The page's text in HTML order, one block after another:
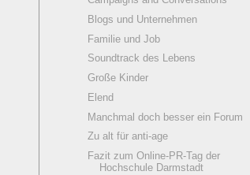
Blogs und Unternehmen
Familie und Job
Soundtrack des Lebens
Große Kinder
Elend
Manchmal doch besser ein Forum
Zu alt für anti-age
Fazit zum Online-PR-Tag der
Hochschule Darmstadt